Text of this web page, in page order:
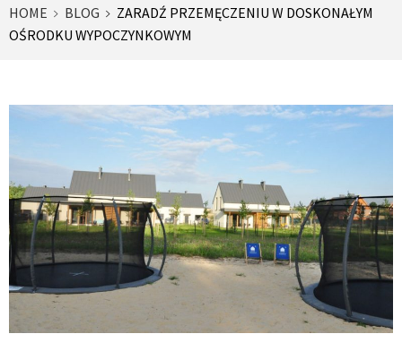
HOME BLOG
ZARADŹ PRZEMĘCZENIU W DOSKONAŁYM
OŚRODKU WYPOCZYNKOWYM